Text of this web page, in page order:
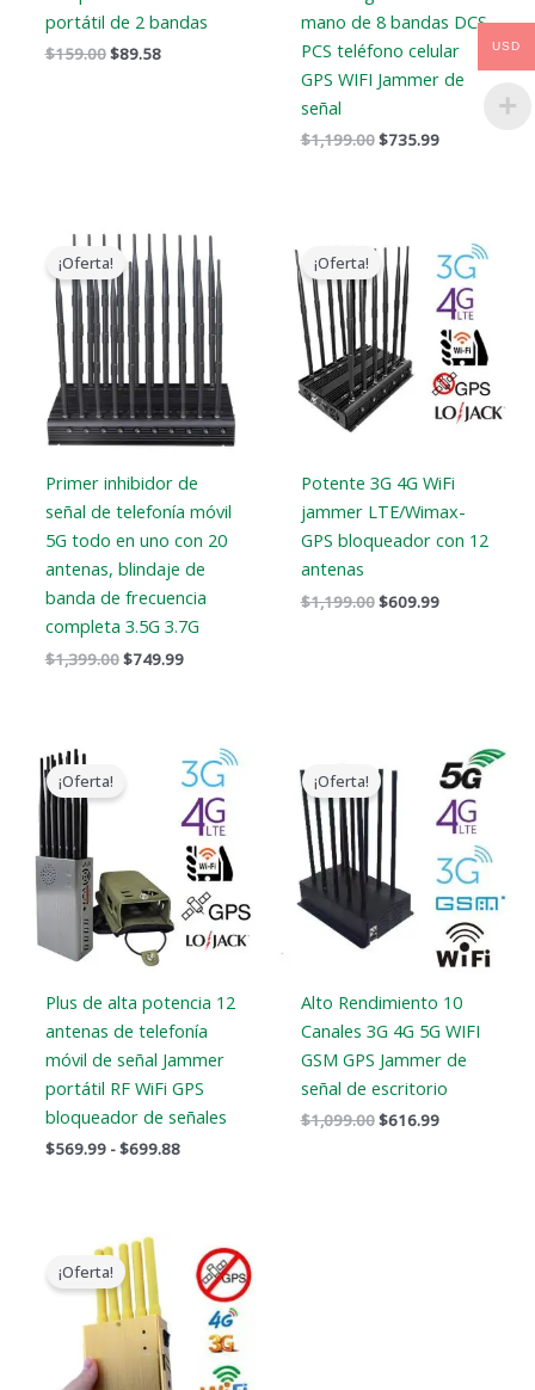
portátil de 2 bandas
$159.00$89.58
mano de 8 bandas DCS
PCS teléfono celular
GPS WIFI Jammer de
señal
$1,199.00$735.99
¡Oferta!
Primer inhibidor de
señal de telefonía móvil
5G todo en uno con 20
antenas, blindaje de
banda de frecuencia
completa 3.5G 3.7G
$1,399.00
El
precio
original
era:
$1,399.00.
$749.99
El
precio
actual
es:
$749.99.
¡Oferta!
Potente 3G 4G WiFi
jammer LTE/Wimax-
GPS bloqueador con 12
antenas
$1,199.00
precio
original
era:
$1,199.00.
$609.99
precio
actual
es:
$609.99.
¡Oferta!
Plus de alta potencia 12
antenas de telefonía
móvil de señal Jammer
portátil RF WiFi GPS
bloqueador de señales
$569.99 -$699.88
Gama
de
precios:
$569.99
a
$699.88
¡Oferta!
Alto Rendimiento 10
Canales 3G 4G 5G WIFI
GSM GPS Jammer de
señal de escritorio
$1,099.00
precio
original
era:
$1,099.00.
$616.99
precio
actual
es:
$616.99.
¡Oferta!
El
precio
original
era:
$399.00.
precio
actual
$209.88.
USD